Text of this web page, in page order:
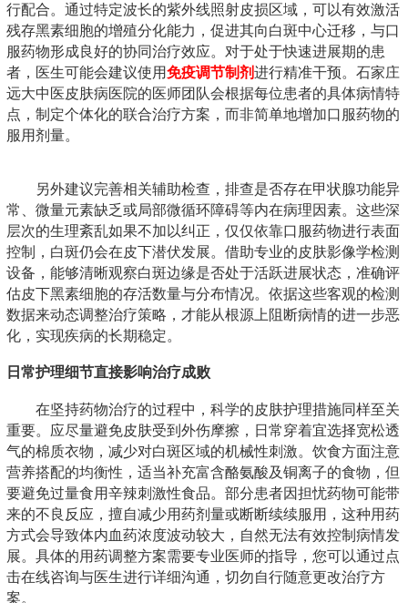
行配合。通过特定波长的紫外线照射皮损区域，可以有效激活
残存黑素细胞的增殖分化能力，促进其向白斑中心迁移，与口
服药物形成良好的协同治疗效应。对于处于快速进展期的患
者，医生可能会建议使用免疫调节制剂进行精准干预。石家庄
远大中医皮肤病医院的医师团队会根据每位患者的具体病情特
点，制定个体化的联合治疗方案，而非简单地增加口服药物的
服用剂量。
另外建议完善相关辅助检查，排查是否存在甲状腺功能异
常、微量元素缺乏或局部微循环障碍等内在病理因素。这些深
层次的生理紊乱如果不加以纠正，仅仅依靠口服药物进行表面
控制，白斑仍会在皮下潜伏发展。借助专业的皮肤影像学检测
设备，能够清晰观察白斑边缘是否处于活跃进展状态，准确评
估皮下黑素细胞的存活数量与分布情况。依据这些客观的检测
数据来动态调整治疗策略，才能从根源上阻断病情的进一步恶
化，实现疾病的长期稳定。
日常护理细节直接影响治疗成败
在坚持药物治疗的过程中，科学的皮肤护理措施同样至关
重要。应尽量避免皮肤受到外伤摩擦，日常穿着宜选择宽松透
气的棉质衣物，减少对白斑区域的机械性刺激。饮食方面注意
营养搭配的均衡性，适当补充富含酪氨酸及铜离子的食物，但
要避免过量食用辛辣刺激性食品。部分患者因担忧药物可能带
来的不良反应，擅自减少用药剂量或断断续续服用，这种用药
方式会导致体内血药浓度波动较大，自然无法有效控制病情发
展。具体的用药调整方案需要专业医师的指导，您可以通过点
击在线咨询与医生进行详细沟通，切勿自行随意更改治疗方
案。